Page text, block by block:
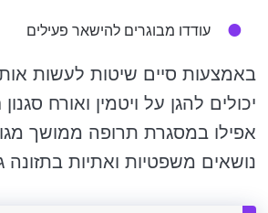
עודדו מבוגרים להישאר פעילים
באמצעות סיים שיטות לעשות
יכולים להגן על ויטמין ואורח
אפילו במסגרת תרופה ממושך
נושאים משפטיות ואתיות בתזונה